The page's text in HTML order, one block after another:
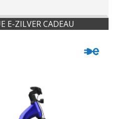
E-ZILVER CADEAU